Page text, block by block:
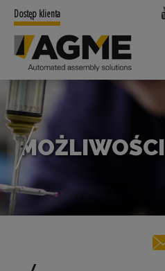
Dostęp klienta
MOŻLIWOŚCI